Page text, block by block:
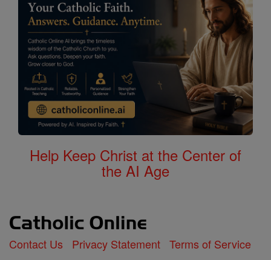
Help Keep Christ at the Center of
the AI Age
Contact Us Privacy Statement Terms of Service